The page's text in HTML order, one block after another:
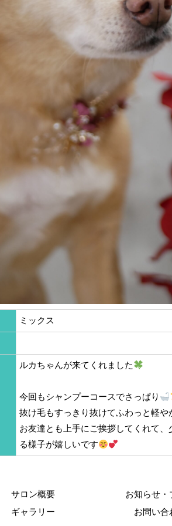
ミックス
ルカちゃんが来てくれました
今回もシャンプーコースでさっぱり
抜け毛もすっきり抜けてふわっと軽や
お友達とも上手にご挨拶してくれて
る様子が嬉しいです
サロン概要
ギャラリー
お知らせ・
お問い合